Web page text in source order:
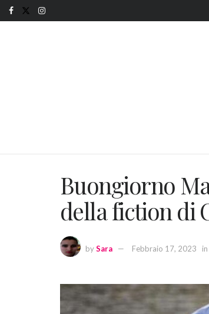
Buongiorno
della fiction di
bySara Febbraio 17, 2023 in